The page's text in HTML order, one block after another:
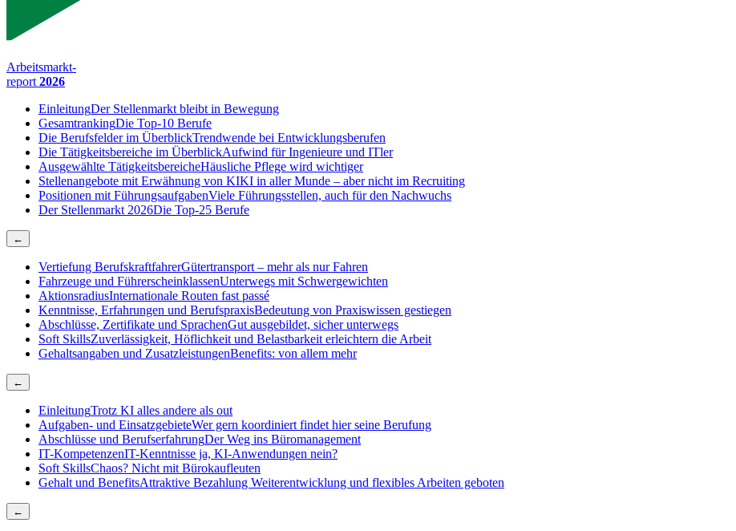
Arbeitsmarkt-
report 2026
EinleitungDer Stellenmarkt bleibt in Bewegung
GesamtrankingDie Top-10 Berufe
Die Berufsfelder im ÜberblickTrendwende bei Entwicklungsberufen
Die Tätigkeitsbereiche im ÜberblickAufwind für Ingenieure und ITler
Ausgewählte TätigkeitsbereicheHäusliche Pflege wird wichtiger
Stellenangebote mit Erwähnung von KIKI in aller Munde – aber nicht im Recruiting
Positionen mit FührungsaufgabenViele Führungsstellen, auch für den Nachwuchs
Der Stellenmarkt 2026Die Top-25 Berufe
←
Vertiefung BerufskraftfahrerGütertransport – mehr als nur Fahren
Fahrzeuge und FührerscheinklassenUnterwegs mit Schwergewichten
AktionsradiusInternationale Routen fast passé
Kenntnisse, Erfahrungen und BerufspraxisBedeutung von Praxiswissen gestiegen
Abschlüsse, Zertifikate und SprachenGut ausgebildet, sicher unterwegs
Soft SkillsZuverlässigkeit, Höflichkeit und Belastbarkeit erleichtern die Arbeit
Gehaltsangaben und ZusatzleistungenBenefits: von allem mehr
←
EinleitungTrotz KI alles andere als out
Aufgaben- und EinsatzgebieteWer gern koordiniert findet hier seine Berufung
Abschlüsse und BerufserfahrungDer Weg ins Büromanagement
IT-KompetenzenIT-Kenntnisse ja, KI-Anwendungen nein?
Soft SkillsChaos? Nicht mit Bürokaufleuten
Gehalt und BenefitsAttraktive Bezahlung Weiterentwicklung und flexibles Arbeiten geboten
←